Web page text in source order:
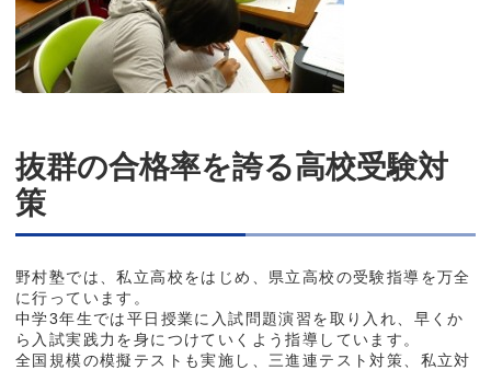
抜群の合格率を誇る高校受験対
策
野村塾では、私立高校をはじめ、県立高校の受験指導を万全
に行っています。
中学3年生では平日授業に入試問題演習を取り入れ、早くか
ら入試実践力を身につけていくよう指導しています。
全国規模の模擬テストも実施し、三進連テスト対策、私立対